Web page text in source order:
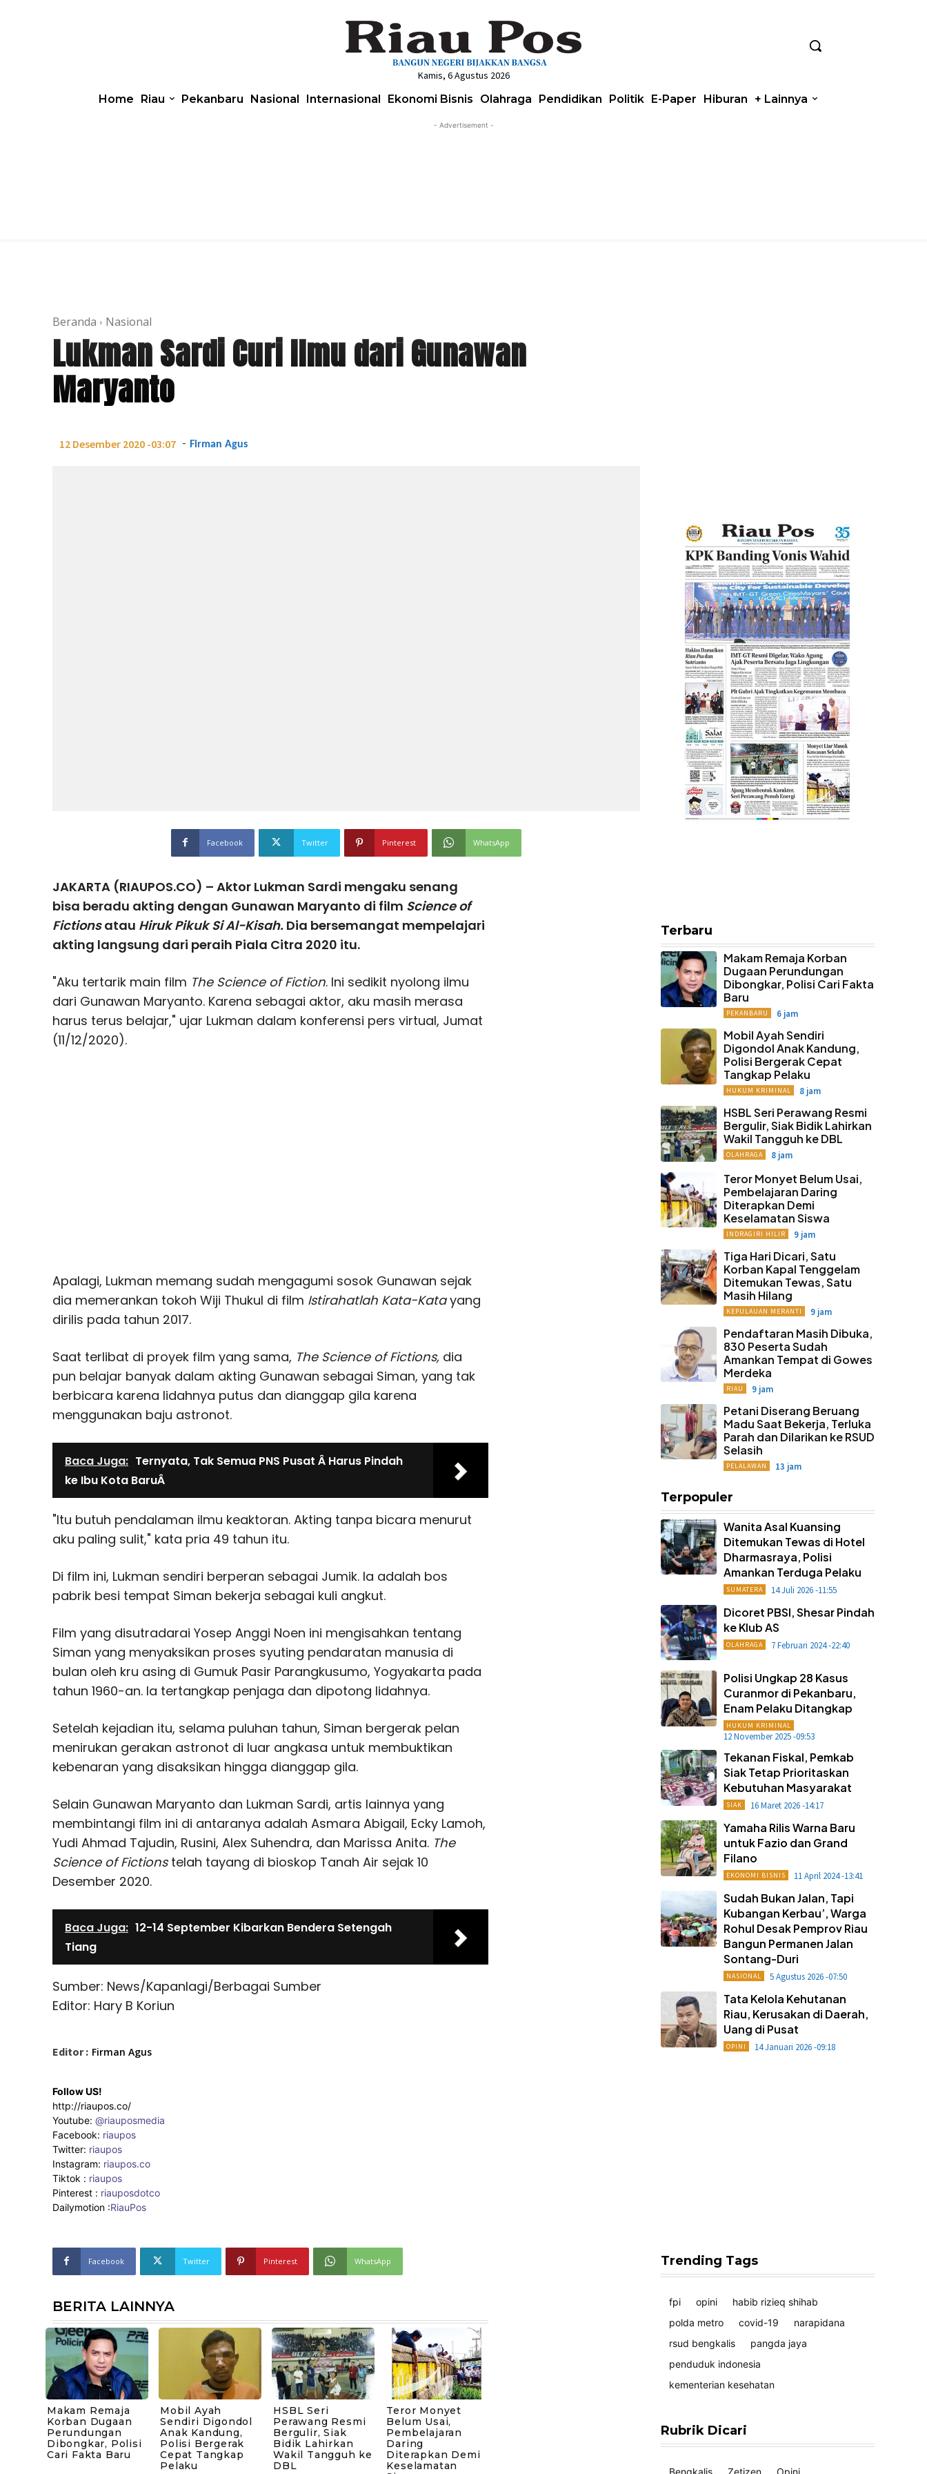
Kamis, 6 Agustus 2026
Home Riau Pekanbaru Nasional Internasional Ekonomi Bisnis Olahraga Pendidikan Politik E-Paper Hiburan + Lainnya
- Advertisement -
Beranda Nasional
Lukman Sardi Curi Ilmu dari Gunawan
Maryanto
12 Desember 2020 -03:07 - Firman Agus
Facebook Twitter Pinterest WhatsApp
JAKARTA (RIAUPOS.CO) – Aktor Lukman Sardi mengaku senang
bisa beradu akting dengan Gunawan Maryanto di film Science of
Fictionsatau Hiruk Pikuk Si Al-Kisah. Dia bersemangat mempelajari
akting langsung dari peraih Piala Citra 2020 itu.
"Aku tertarik main film The Science of Fiction. Ini sedikit nyolong ilmu
dari Gunawan Maryanto. Karena sebagai aktor, aku masih merasa
harus terus belajar," ujar Lukman dalam konferensi pers virtual, Jumat
(11/12/2020).
Apalagi, Lukman memang sudah mengagumi sosok Gunawan sejak
dia memerankan tokoh Wiji Thukul di film Istirahatlah Kata-Katayang
dirilis pada tahun 2017.
Saat terlibat di proyek film yang sama, The Science of Fictions, dia
pun belajar banyak dalam akting Gunawan sebagai Siman, yang tak
berbicara karena lidahnya putus dan dianggap gila karena
menggunakan baju astronot.
Baca Juga: Ternyata, Tak Semua PNS Pusat Â Harus Pindah
ke Ibu Kota BaruÂ
"Itu butuh pendalaman ilmu keaktoran. Akting tanpa bicara menurut
aku paling sulit," kata pria 49 tahun itu.
Di film ini, Lukman sendiri berperan sebagai Jumik. Ia adalah bos
pabrik besi tempat Siman bekerja sebagai kuli angkut.
Film yang disutradarai Yosep Anggi Noen ini mengisahkan tentang
Siman yang menyaksikan proses syuting pendaratan manusia di
bulan oleh kru asing di Gumuk Pasir Parangkusumo, Yogyakarta pada
tahun 1960-an. Ia tertangkap penjaga dan dipotong lidahnya.
Setelah kejadian itu, selama puluhan tahun, Siman bergerak pelan
menirukan gerakan astronot di luar angkasa untuk membuktikan
kebenaran yang disaksikan hingga dianggap gila.
Selain Gunawan Maryanto dan Lukman Sardi, artis lainnya yang
membintangi film ini di antaranya adalah Asmara Abigail, Ecky Lamoh,
Yudi Ahmad Tajudin, Rusini, Alex Suhendra, dan Marissa Anita. The
Science of Fictionstelah tayang di bioskop Tanah Air sejak 10
Desember 2020.
Baca Juga: 12-14 September Kibarkan Bendera Setengah
Tiang
Sumber: News/Kapanlagi/Berbagai Sumber
Editor: Hary B Koriun
Editor : Firman Agus
Follow US!
http://riaupos.co/
Youtube: @riauposmedia
Facebook: riaupos
Twitter: riaupos
Instagram: riaupos.co
Tiktok : riaupos
Pinterest : riauposdotco
Dailymotion :RiauPos
Facebook Twitter Pinterest WhatsApp
BERITA LAINNYA
Makam Remaja
Korban Dugaan
Perundungan
Dibongkar, Polisi
Cari Fakta Baru
Mobil Ayah
Sendiri Digondol
Anak Kandung,
Polisi Bergerak
Cepat Tangkap
Pelaku
HSBL Seri
Perawang Resmi
Bergulir, Siak
Bidik Lahirkan
Wakil Tangguh ke
DBL
Teror Monyet
Belum Usai,
Pembelajaran
Daring
Diterapkan Demi
Keselamatan
Terbaru
Makam Remaja Korban
Dugaan Perundungan
Dibongkar, Polisi Cari Fakta
Baru
PEKANBARU 6 jam
Mobil Ayah Sendiri
Digondol Anak Kandung,
Polisi Bergerak Cepat
Tangkap Pelaku
HUKUM KRIMINAL 8 jam
HSBL Seri Perawang Resmi
Bergulir, Siak Bidik Lahirkan
Wakil Tangguh ke DBL
OLAHRAGA 8 jam
Teror Monyet Belum Usai,
Pembelajaran Daring
Diterapkan Demi
Keselamatan Siswa
INDRAGIRI HILIR 9 jam
Tiga Hari Dicari, Satu
Korban Kapal Tenggelam
Ditemukan Tewas, Satu
Masih Hilang
KEPULAUAN MERANTI 9 jam
Pendaftaran Masih Dibuka,
830 Peserta Sudah
Amankan Tempat di Gowes
Merdeka
RIAU 9 jam
Petani Diserang Beruang
Madu Saat Bekerja, Terluka
Parah dan Dilarikan ke RSUD
Selasih
PELALAWAN 13 jam
Terpopuler
Wanita Asal Kuansing
Ditemukan Tewas di Hotel
Dharmasraya, Polisi
Amankan Terduga Pelaku
SUMATERA 14 Juli 2026 -11:55
Dicoret PBSI, Shesar Pindah
ke Klub AS
OLAHRAGA 7 Februari 2024 -22:40
Polisi Ungkap 28 Kasus
Curanmor di Pekanbaru,
Enam Pelaku Ditangkap
HUKUM KRIMINAL
12 November 2025 -09:53
Tekanan Fiskal, Pemkab
Siak Tetap Prioritaskan
Kebutuhan Masyarakat
SIAK 16 Maret 2026 -14:17
Yamaha Rilis Warna Baru
untuk Fazio dan Grand
Filano
EKONOMI BISNIS 11 April 2024 -13:41
Sudah Bukan Jalan, Tapi
Kubangan Kerbau’, Warga
Rohul Desak Pemprov Riau
Bangun Permanen Jalan
Sontang-Duri
NASIONAL 5 Agustus 2026 -07:50
Tata Kelola Kehutanan
Riau, Kerusakan di Daerah,
Uang di Pusat
OPINI 14 Januari 2026 -09:18
Trending Tags
fpi opini
habib rizieq shihab
polda metro
covid-19
narapidana
rsud bengkalis
pangda jaya
penduduk indonesia
kementerian kesehatan
Rubrik Dicari